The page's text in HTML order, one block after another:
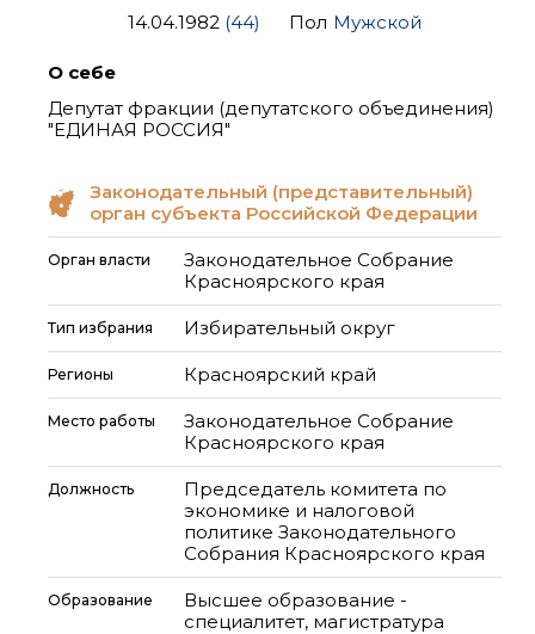
14.04.1982 (44) Пол Мужской
О себе
Депутат фракции (депутатского объединения)
"ЕДИНАЯ РОССИЯ"
Законодательный (представительный)
орган субъекта Российской Федерации
Орган власти
Законодательное Собрание
Красноярского края
Тип избрания Избирательный округ
Регионы Красноярский край
Место работы
Законодательное Собрание
Красноярского края
Должность
Председатель комитета по
экономике и налоговой
политике Законодательного
Собрания Красноярского края
Образование
Высшее образование -
специалитет, магистратура